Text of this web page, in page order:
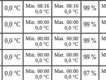
0,0 °C
Min. 08:16
0,0 °C
Max. 08:16
0,0 °C
99 %
0,0 °C
Min. 00:00
0,0 °C
Max. 00:00
0,0 °C
99 %
0,0 °C
Min. 00:00
0,0 °C
Max. 00:00
0,0 °C
99 %
0,0 °C
Min. 00:00
0,0 °C
Max. 00:00
0,0 °C
99 %
0,0 °C
Min. 00:00
0,0 °C
Max. 00:00
0,0 °C
97 %